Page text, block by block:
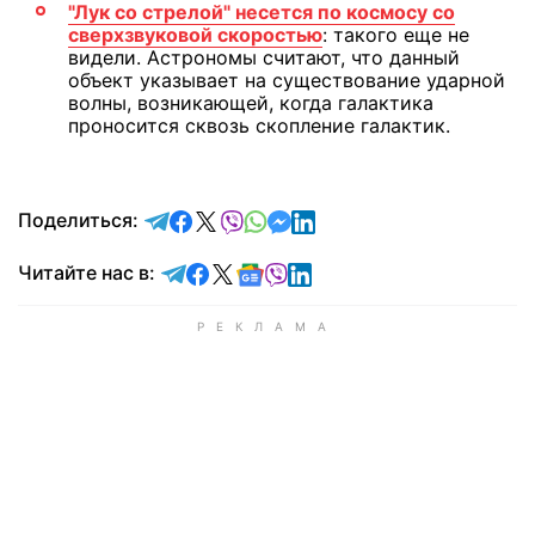
"Лук со стрелой" несется по космосу со
сверхзвуковой скоростью: такого еще не
видели. Астрономы считают, что данный
объект указывает на существование ударной
волны, возникающей, когда галактика
проносится сквозь скопление галактик.
Поделиться: отправить в Telegram
поделиться в Facebook
поделиться в X
отправить в Viber
отправить в Whatsapp
отправить в Messenger
отправить в LinkedIn
Читайте нас в: Читайте в Telegram
Читайте в Facebook
Читайте в X
Читайте в Google news
Читайте в Viber
Читайте в LinkedIn